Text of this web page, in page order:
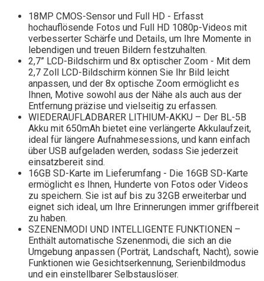
18MP CMOS-Sensor und Full HD - Erfasst
hochauflösende Fotos und Full HD 1080p-Videos mit
verbesserter Schärfe und Details, um Ihre Momente in
lebendigen und treuen Bildern festzuhalten.
2,7” LCD-Bildschirm und 8x optischer Zoom - Mit dem
2,7 Zoll LCD-Bildschirm können Sie Ihr Bild leicht
anpassen, und der 8x optische Zoom ermöglicht es
Ihnen, Motive sowohl aus der Nähe als auch aus der
Entfernung präzise und vielseitig zu erfassen.
WIEDERAUFLADBARER LITHIUM-AKKU – Der BL-5B
Akku mit 650mAh bietet eine verlängerte Akkulaufzeit,
ideal für längere Aufnahmesessions, und kann einfach
über USB aufgeladen werden, sodass Sie jederzeit
einsatzbereit sind.
16GB SD-Karte im Lieferumfang - Die 16GB SD-Karte
ermöglicht es Ihnen, Hunderte von Fotos oder Videos
zu speichern. Sie ist auf bis zu 32GB erweiterbar und
eignet sich ideal, um Ihre Erinnerungen immer griffbereit
zu haben.
SZENENMODI UND INTELLIGENTE FUNKTIONEN –
Enthält automatische Szenenmodi, die sich an die
Umgebung anpassen (Porträt, Landschaft, Nacht), sowie
Funktionen wie Gesichtserkennung, Serienbildmodus
und ein einstellbarer Selbstauslöser.